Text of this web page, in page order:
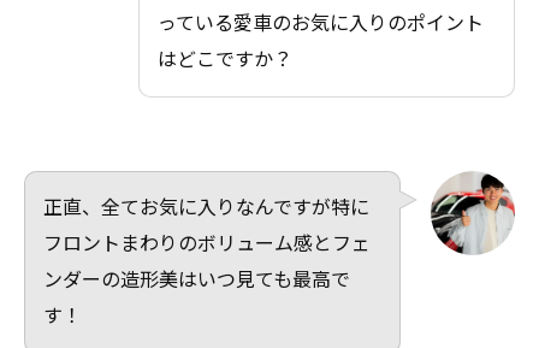
っている愛車のお気に入りのポイント
はどこですか？
正直、全てお気に入りなんですが特に
フロントまわりのボリューム感とフェ
ンダーの造形美はいつ見ても最高で
す！